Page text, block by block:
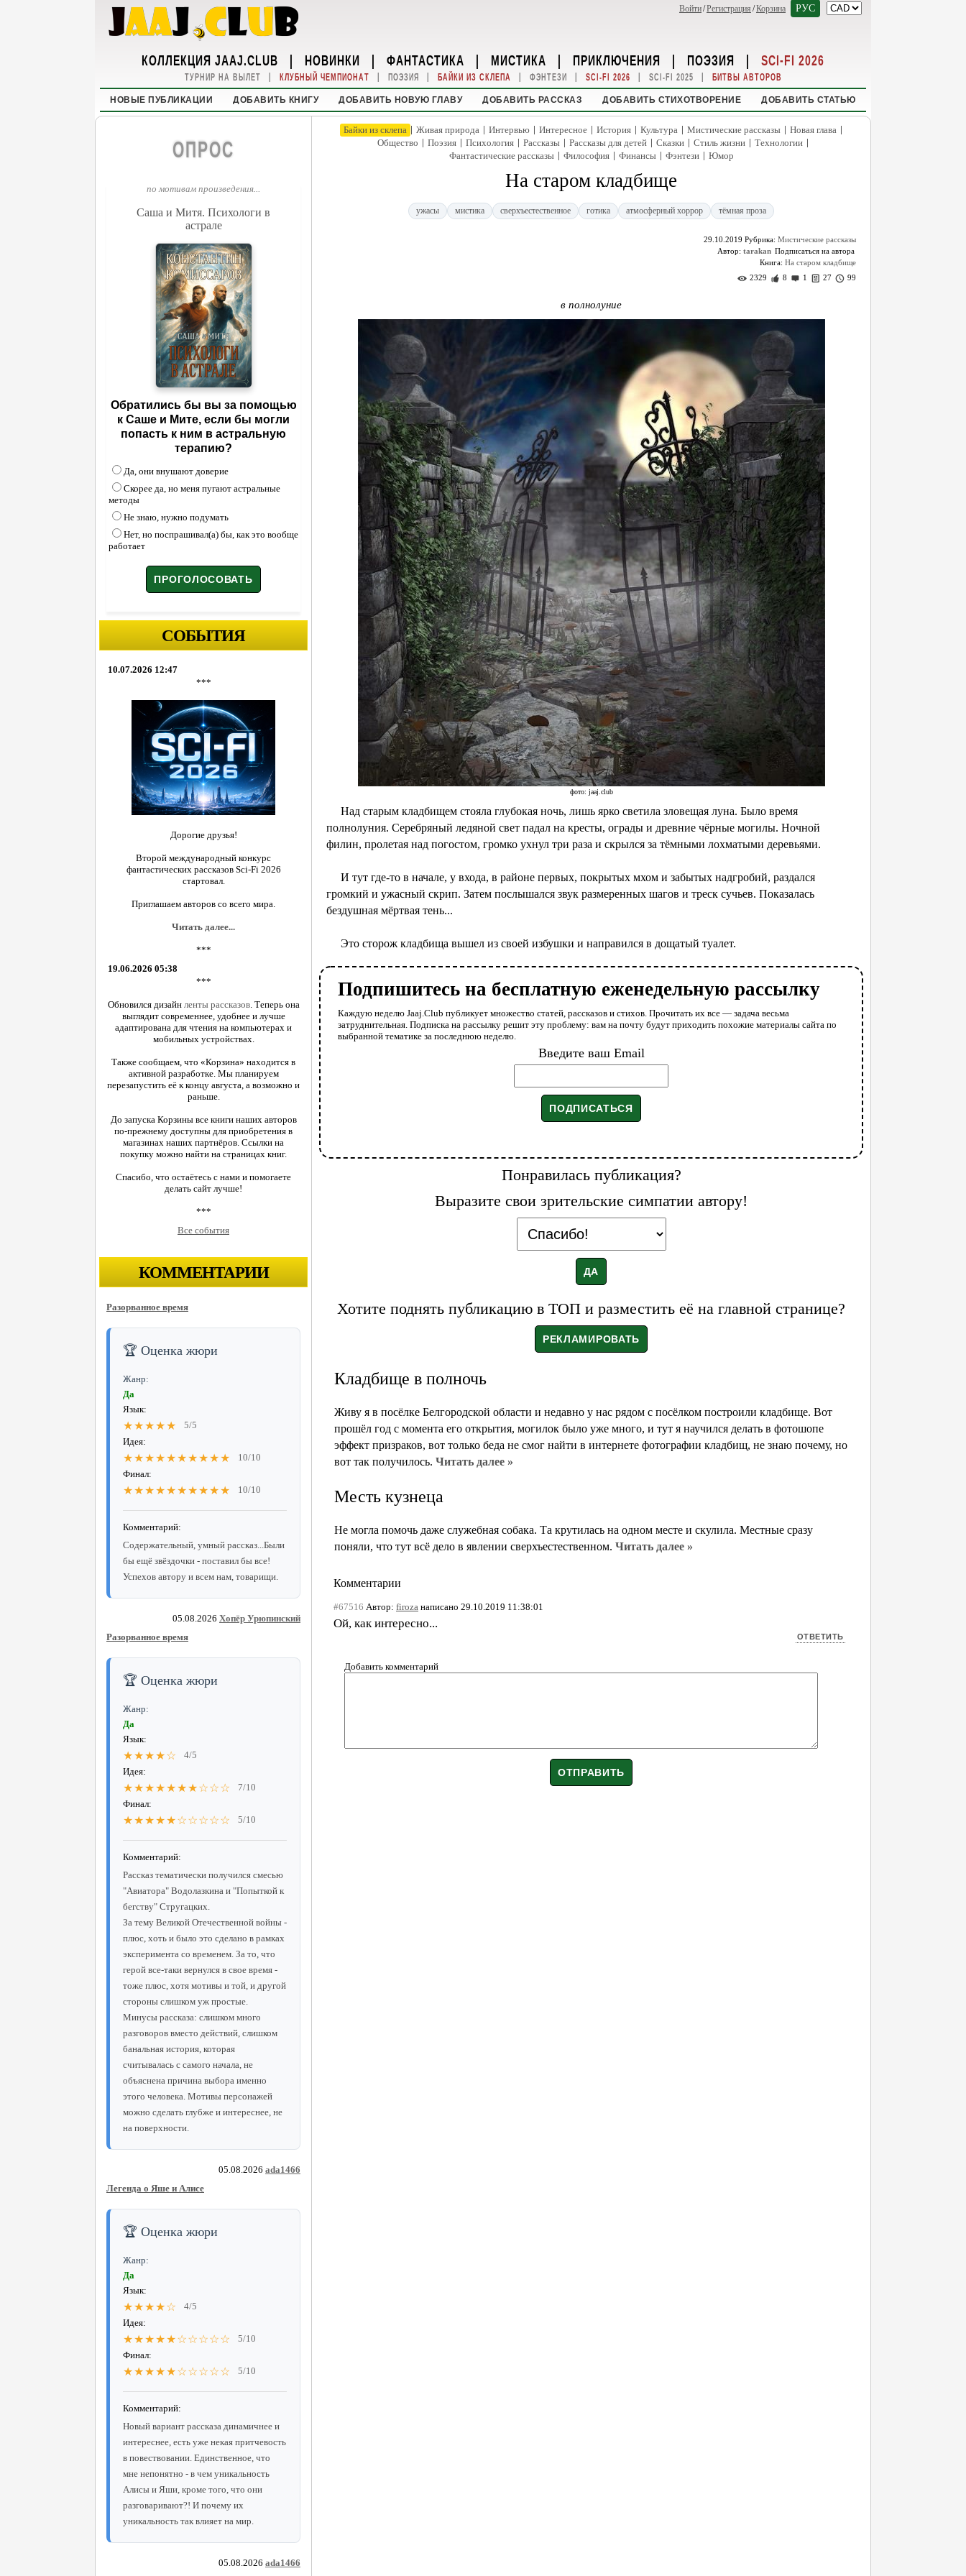
Войти/Регистрация /Корзина РУС
КОЛЛЕКЦИЯ JAAJ.CLUB | НОВИНКИ | ФАНТАСТИКА | МИСТИКА | ПРИКЛЮЧЕНИЯ | ПОЭЗИЯ | SCI-FI 2026
ТУРНИР НА ВЫЛЕТ | КЛУБНЫЙ ЧЕМПИОНАТ | ПОЭЗИЯ | БАЙКИ ИЗ СКЛЕПА | ФЭНТЕЗИ | SCI-FI 2026 | SCI-FI 2025 | БИТВЫ АВТОРОВ
НОВЫЕ ПУБЛИКАЦИИ ДОБАВИТЬ КНИГУ ДОБАВИТЬ НОВУЮ ГЛАВУ ДОБАВИТЬ РАССКАЗ ДОБАВИТЬ СТИХОТВОРЕНИЕ ДОБАВИТЬ СТАТЬЮ
ОПРОС
по мотивам произведения...
Саша и Митя. Психологи в
астрале
Обратились бы вы за помощью
к Саше и Мите, если бы могли
попасть к ним в астральную
терапию?
Да, они внушают доверие
Скорее да, но меня пугают астральные
методы
Не знаю, нужно подумать
Нет, но поспрашивал(а) бы, как это вообще
работает
СОБЫТИЯ
10.07.2026 12:47
***
Дорогие друзья!
Второй международный конкурс
фантастических рассказов Sci-Fi 2026
стартовал.
Приглашаем авторов со всего мира.
Читать далее...
***
19.06.2026 05:38
***
Обновился дизайн ленты рассказов. Теперь она
выглядит современнее, удобнее и лучше
адаптирована для чтения на компьютерах и
мобильных устройствах.
Также сообщаем, что «Корзина» находится в
активной разработке. Мы планируем
перезапустить её к концу августа, а возможно и
раньше.
До запуска Корзины все книги наших авторов
по-прежнему доступны для приобретения в
магазинах наших партнёров. Ссылки на
покупку можно найти на страницах книг.
Спасибо, что остаётесь с нами и помогаете
делать сайт лучше!
***
Все события
КОММЕНТАРИИ
Разорванное время
🏆 Оценка жюри
Жанр:
Да
Язык:
★★★★★
5/5
Идея:
★★★★★★★★★★
10/10
Финал:
★★★★★★★★★★ 10/10
Комментарий:
Содержательный, умный рассказ...Были
бы ещё звёздочки - поставил бы все!
Успехов автору и всем нам, товарищи.
05.08.2026 Хопёр Урюпинский
Разорванное время
🏆 Оценка жюри
Жанр:
Да
Язык:
★★★★☆
4/5
Идея:
★★★★★★★☆☆☆
7/10
Финал:
★★★★★☆☆☆☆☆ 5/10
Комментарий:
Рассказ тематически получился смесью
"Авиатора" Водолазкина и "Попыткой к
бегству" Стругацких.
За тему Великой Отечественной войны -
плюс, хоть и было это сделано в рамках
эксперимента со временем. За то, что
герой все-таки вернулся в свое время -
тоже плюс, хотя мотивы и той, и другой
стороны слишком уж простые.
Минусы рассказа: слишком много
разговоров вместо действий, слишком
банальная история, которая
считывалась с самого начала, не
объяснена причина выбора именно
этого человека. Мотивы персонажей
можно сделать глубже и интереснее, не
на поверхности.
05.08.2026 ada1466
Легенда о Яше и Алисе
🏆 Оценка жюри
Жанр:
Да
Язык:
★★★★☆
4/5
Идея:
★★★★★☆☆☆☆☆
5/10
Финал:
★★★★★☆☆☆☆☆ 5/10
Комментарий:
Новый вариант рассказа динамичнее и
интереснее, есть уже некая притчевость
в повествовании. Единственное, что
мне непонятно - в чем уникальность
Алисы и Яши, кроме того, что они
разговаривают?! И почему их
уникальность так влияет на мир.
05.08.2026 ada1466
Байки из склепа | Живая природа | Интервью | Интересное | История | Культура | Мистические рассказы | Новая глава |
Общество | Поэзия | Психология | Рассказы | Рассказы для детей | Сказки | Стиль жизни | Технологии |
Фантастические рассказы | Философия | Финансы | Фэнтези | Юмор
На старом кладбище
ужасы мистика сверхъестественное готика атмосферный хоррор тёмная проза
29.10.2019 Рубрика: Мистические рассказы
Автор: tarakan
Книга: На старом кладбище
2329
8 1 27 99
в полнолуние
фото: jaaj.club
Над старым кладбищем стояла глубокая ночь, лишь ярко светила зловещая луна. Было время
полнолуния. Серебряный ледяной свет падал на кресты, ограды и древние чёрные могилы. Ночной
филин, пролетая над погостом, громко ухнул три раза и скрылся за тёмными лохматыми деревьями.
И тут где-то в начале, у входа, в районе первых, покрытых мхом и забытых надгробий, раздался
громкий и ужасный скрип. Затем послышался звук размеренных шагов и треск сучьев. Показалась
бездушная мёртвая тень...
Это сторож кладбища вышел из своей избушки и направился в дощатый туалет.
Подпишитесь на бесплатную еженедельную рассылку
Каждую неделю Jaaj.Club публикует множество статей, рассказов и стихов. Прочитать их все — задача весьма
затруднительная. Подписка на рассылку решит эту проблему: вам на почту будут приходить похожие материалы сайта по
выбранной тематике за последнюю неделю.
Введите ваш Email
Понравилась публикация?
Выразите свои зрительские симпатии автору!
Хотите поднять публикацию в ТОП и разместить её на главной странице?
Кладбище в полночь
Живу я в посёлке Белгородской области и недавно у нас рядом с посёлком построили кладбище. Вот
прошёл год с момента его открытия, могилок было уже много, и тут я научился делать в фотошопе
эффект призраков, вот только беда не смог найти в интернете фотографии кладбищ, не знаю почему, но
вот так получилось. Читать далее »
Месть кузнеца
Не могла помочь даже служебная собака. Та крутилась на одном месте и скулила. Местные сразу
поняли, что тут всё дело в явлении сверхъестественном. Читать далее »
Комментарии
#67516 Автор: firoza написано 29.10.2019 11:38:01
Ой, как интересно...
Добавить комментарий